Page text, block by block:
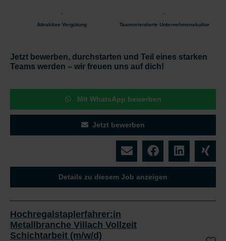
Attraktive Vergütung Teamorientierte Unternehmenskultur
Jetzt bewerben, durchstarten und Teil eines starken
Teams werden – wir freuen uns auf dich!
Mit WhatsApp bewerben
Jetzt bewerben
Details zu diesem Job anzeigen
Hochregalstaplerfahrer:in
Metallbranche Villach Vollzeit
Schichtarbeit (m/w/d)